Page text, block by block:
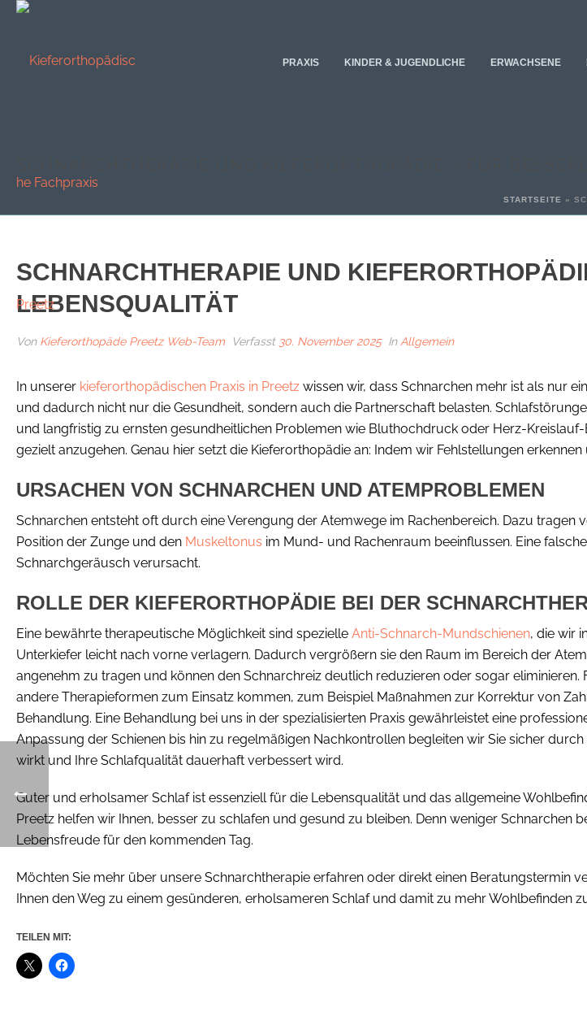
PRAXIS KINDER & JUGENDLICHE ERWACHSENE
STARTSEITE »
SCHNARCHTHERAPIE UND
LEBENSQUALITÄT
Von Kieferorthopäde Preetz Web-Team Verfasst 30. November 2025 In Allgemein
In unserer kieferorthopädischen Praxis in Preetz wissen wir, dass Schnarchen mehr ist als nur
und dadurch nicht nur die Gesundheit, sondern auch die Partnerschaft belasten.
und langfristig zu ernsten gesundheitlichen Problemen wie Bluthochdruck oder Herz-
gezielt anzugehen. Genau hier setzt die Kieferorthopädie an: Indem wir Fehlstellungen
URSACHEN VON SCHNARCHEN UND ATEMPROBLEMEN
Schnarchen entsteht oft durch eine Verengung der Atemwege im Rachenbereich. Dazu
Position der Zunge und den Muskeltonus im Mund- und Rachenraum beeinflussen. Eine
Schnarchgeräusch verursacht.
ROLLE DER KIEFERORTHOPÄDIE BEI DER
Eine bewährte therapeutische Möglichkeit sind spezielle Anti-Schnarch-Mundschienen, die wir
Unterkiefer leicht nach vorne verlagern. Dadurch vergrößern sie den Raum im Bereich der
angenehm zu tragen und können den Schnarchreiz deutlich reduzieren oder sogar
andere Therapieformen zum Einsatz kommen, zum Beispiel Maßnahmen zur Korrektur von
Behandlung. Eine Behandlung bei uns in der spezialisierten Praxis gewährleistet eine
Anpassung der Schienen bis hin zu regelmäßigen Nachkontrollen begleiten wir Sie sicher
wirkt und Ihre Schlafqualität dauerhaft verbessert wird.
Guter und erholsamer Schlaf ist essenziell für die Lebensqualität und das allgemeine
Preetz helfen wir Ihnen, besser zu schlafen und gesund zu bleiben. Denn weniger
Lebensfreude für den kommenden Tag.
Möchten Sie mehr über unsere Schnarchtherapie erfahren oder direkt einen Beratungstermin
Ihnen den Weg zu einem gesünderen, erholsameren Schlaf und damit zu mehr Wohlbefinden
TEILEN MIT: